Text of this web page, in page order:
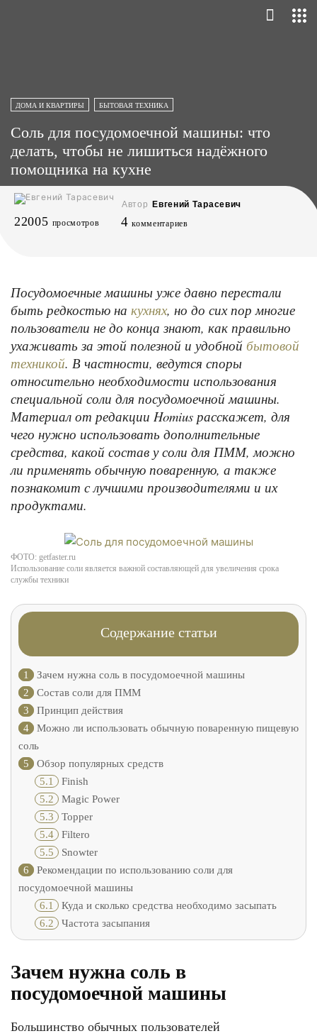
ДОМА И КВАРТИРЫ БЫТОВАЯ ТЕХНИКА
Соль для посудомоечной машины: что
делать, чтобы не лишиться надёжного
помощника на кухне
Автор Евгений Тарасевич
22005 просмотров 4 комментариев
Посудомоечные машины уже давно перестали
быть редкостью на кухнях, но до сих пор многие
пользователи не до конца знают, как правильно
ухаживать за этой полезной и удобной бытовой
техникой. В частности, ведутся споры
относительно необходимости использования
специальной соли для посудомоечной машины.
Материал от редакции Homius расскажет, для
чего нужно использовать дополнительные
средства, какой состав у соли для ПММ, можно
ли применять обычную поваренную, а также
познакомит с лучшими производителями и их
продуктами.
ФОТО: getfaster.ru
Использование соли является важной составляющей для увеличения срока
службы техники
Содержание статьи
1
Зачем нужна соль в посудомоечной машины
2
Состав соли для ПММ
3
Принцип действия
4
Можно ли использовать обычную поваренную пищевую
соль
5
Обзор популярных средств
5.1 Finish
5.2 Magic Power
5.3 Topper
5.4 Filtero
5.5 Snowter
6
Рекомендации по использованию соли для
посудомоечной машины
6.1 Куда и сколько средства необходимо засыпать
6.2 Частота засыпания
Зачем нужна соль в
посудомоечной машины
Большинство обычных пользователей